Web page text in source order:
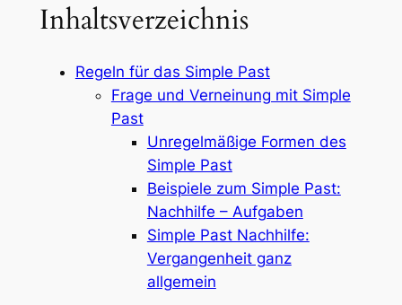
Inhaltsverzeichnis
Regeln für das Simple Past
Frage und Verneinung mit Simple
Past
Unregelmäßige Formen des
Simple Past
Beispiele zum Simple Past:
Nachhilfe – Aufgaben
Simple Past Nachhilfe:
Vergangenheit ganz
allgemein